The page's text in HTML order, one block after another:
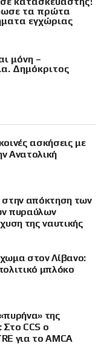
τα πρώτα
εγχώριας
μόνη –
Δημόκριτος
ασκήσεις με
Ανατολική
στην απόκτηση των
πυραύλων
της ναυτικής
στον Λίβανο:
μπλόκο
«πυρήνα» της
CCS ο
για το AMCA